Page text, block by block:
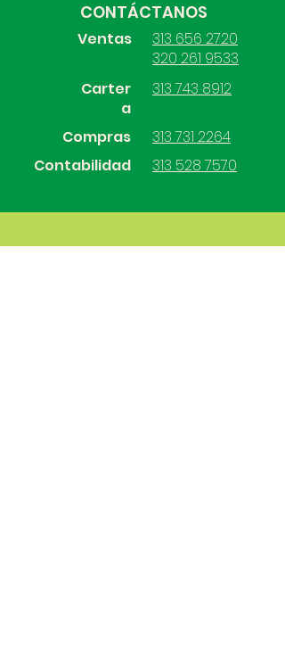
CONTÁCTANOS
Ventas
313 656 2720
320 261 9533
Carter
a
Compras
Contabilidad
313 743 8912
313 731 2264
313 528 7570